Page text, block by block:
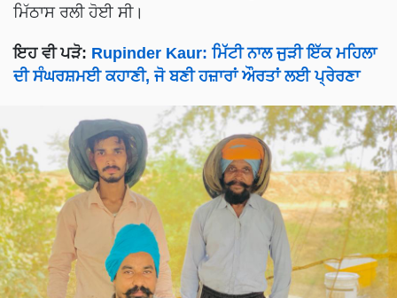
ਮਿੱਠਾਸ ਰਲੀ ਹੋਈ ਸੀ।
ਇਹ ਵੀ ਪੜੋ: Rupinder Kaur: ਮਿੱਟੀ ਨਾਲ ਜੁੜੀ ਇੱਕ ਮਹਿਲਾ
ਦੀ ਸੰਘਰਸ਼ਮਈ ਕਹਾਣੀ, ਜੋ ਬਣੀ ਹਜ਼ਾਰਾਂ ਔਰਤਾਂ ਲਈ ਪ੍ਰੇਰਣਾ